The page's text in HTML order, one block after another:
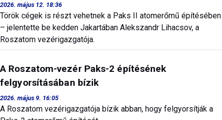
2026. május 12. 18:36
Török cégek is részt vehetnek a Paks II atomerőmű építésében
– jelentette be kedden Jakartában Alekszandr Lihacsov, a
Roszatom vezérigazgatója.
A Roszatom-vezér Paks-2 építésének
felgyorsításában bízik
2026. május 9. 16:05
A Roszatom vezérigazgatója bízik abban, hogy felgyorsítják a